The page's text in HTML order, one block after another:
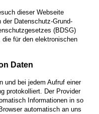
dieser Webseite
der Daten­schutz-Grund­
(BDSG)
für den elektronischen
Daten
und bei jedem Aufruf einer
protokolliert. Der Provider
Informationen in so
automatisch an uns